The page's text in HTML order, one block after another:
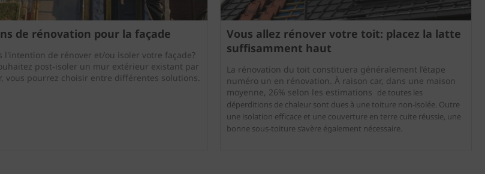
de rénovation pour la façade
l'intention de rénover et/ou isoler votre façade?
post-isoler un mur extérieur existant par
vous pourrez choisir entre différentes solutions.
Vous allez rénover votre toit: placez la latte
suffisamment haut
La rénovation du toit constituera généralement l’étape
numéro un en rénovation. À raison car, dans une maison
moyenne, 26% selon les estimations de toutes les
déperditions de chaleur sont dues à une toiture non-isolée. Outre
une isolation efficace et une couverture en terre cuite réussie, une
bonne sous-toiture s’avère également nécessaire.